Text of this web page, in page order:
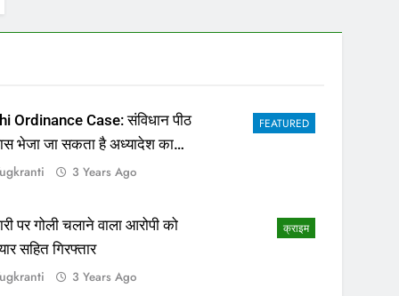
FEATURED
Ordinance Case: संविधान पीठ
भेजा जा सकता है अध्यादेश का
3 Years Ago
क्राइम
पर गोली चलाने वाला आरोपी को
सहित गिरफ्तार
3 Years Ago